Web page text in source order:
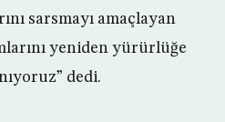
sarsmayı amaçlayan
yeniden yürürlüğe
dedi.